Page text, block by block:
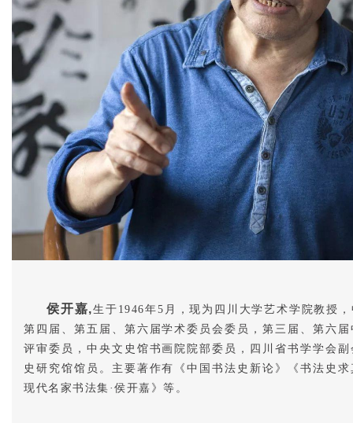
侯开嘉,生于1946年5月，现为四川大学艺术学院教授
第四届、第五届、第六届学术委员会委员，第三届、第六
评审委员，中央文史馆书画院院部委员，四川省书学学会
史研究馆馆员。主要著作有《中国书法史新论》《书法史
现代名家书法集·侯开嘉》等。